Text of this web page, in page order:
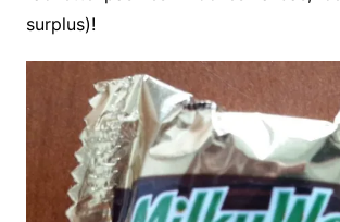
surplus)!